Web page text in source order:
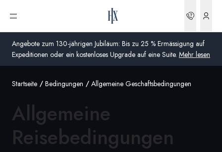
Angebote zum 130-jährigen Jubiläum: Bis zu 25 % Ermässigung auf
Expeditionen oder ein kostenloses Upgrade auf eine Suite. Mehr lesen
Menü öffnen
Vereinigtes Königreich (England, Schottland, Wales
und Nordirland)
Global
Startseite Bedingungen Allgemeine Geschaftsbedingungen
Allgemeine
Reisebedingungen